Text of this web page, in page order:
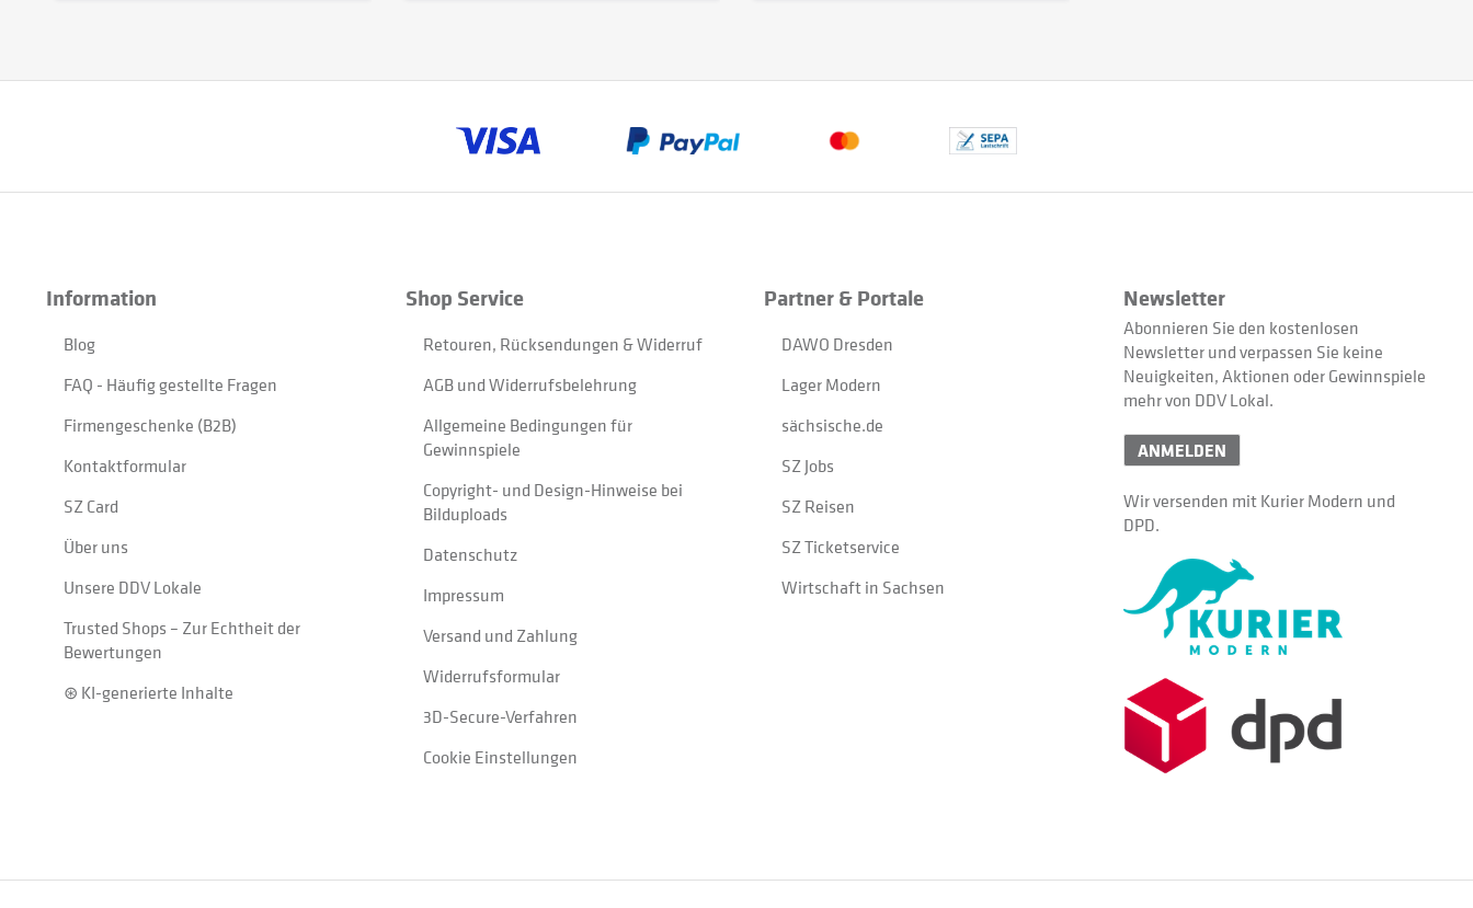
Information
Blog
FAQ - Häufig gestellte Fragen
Firmengeschenke (B2B)
Kontaktformular
SZ Card
Über uns
Unsere DDV Lokale
Trusted Shops – Zur Echtheit der
Bewertungen
⊛ KI-generierte Inhalte
Shop Service
Retouren, Rücksendungen & Widerruf
AGB und Widerrufsbelehrung
Allgemeine Bedingungen für
Gewinnspiele
Copyright- und Design-Hinweise bei
Bilduploads
Datenschutz
Impressum
Versand und Zahlung
Widerrufsformular
3D-Secure-Verfahren
Cookie Einstellungen
Partner & Portale
DAWO Dresden
Lager Modern
sächsische.de
SZ Jobs
SZ Reisen
SZ Ticketservice
Wirtschaft in Sachsen
Newsletter
Abonnieren Sie den kostenlosen
Newsletter und verpassen Sie keine
Neuigkeiten, Aktionen oder Gewinnspiele
mehr von DDV Lokal.
ANMELDEN
Wir versenden mit Kurier Modern und
DPD.